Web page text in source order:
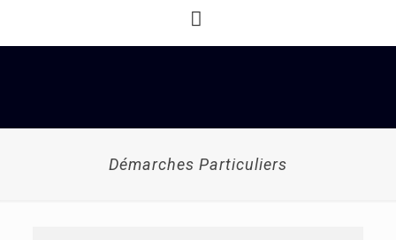
Démarches Particuliers